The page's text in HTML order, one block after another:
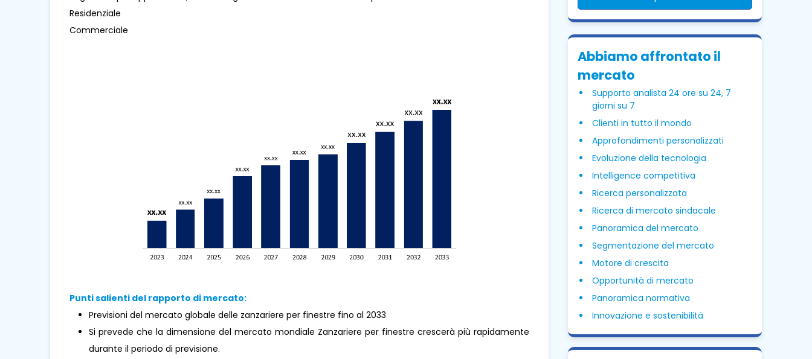
Residenziale
Commerciale
Punti salienti del rapporto di mercato:
Previsioni del mercato globale delle zanzariere per finestre fino al 2033
Si prevede che la dimensione del mercato mondiale Zanzariere per finestre crescerà più rapidamente
durante il periodo di previsione.
Abbiamo affrontato il
mercato
Supporto analista 24 ore su 24, 7
giorni su 7
Clienti in tutto il mondo
Approfondimenti personalizzati
Evoluzione della tecnologia
Intelligence competitiva
Ricerca personalizzata
Ricerca di mercato sindacale
Panoramica del mercato
Segmentazione del mercato
Motore di crescita
Opportunità di mercato
Panoramica normativa
Innovazione e sostenibilità